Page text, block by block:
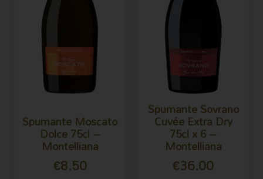
Spumante Moscato
Dolce 75cl –
Montelliana
€8.50
Spumante Sovrano
Cuvée Extra Dry
75cl x 6 –
Montelliana
€36.00